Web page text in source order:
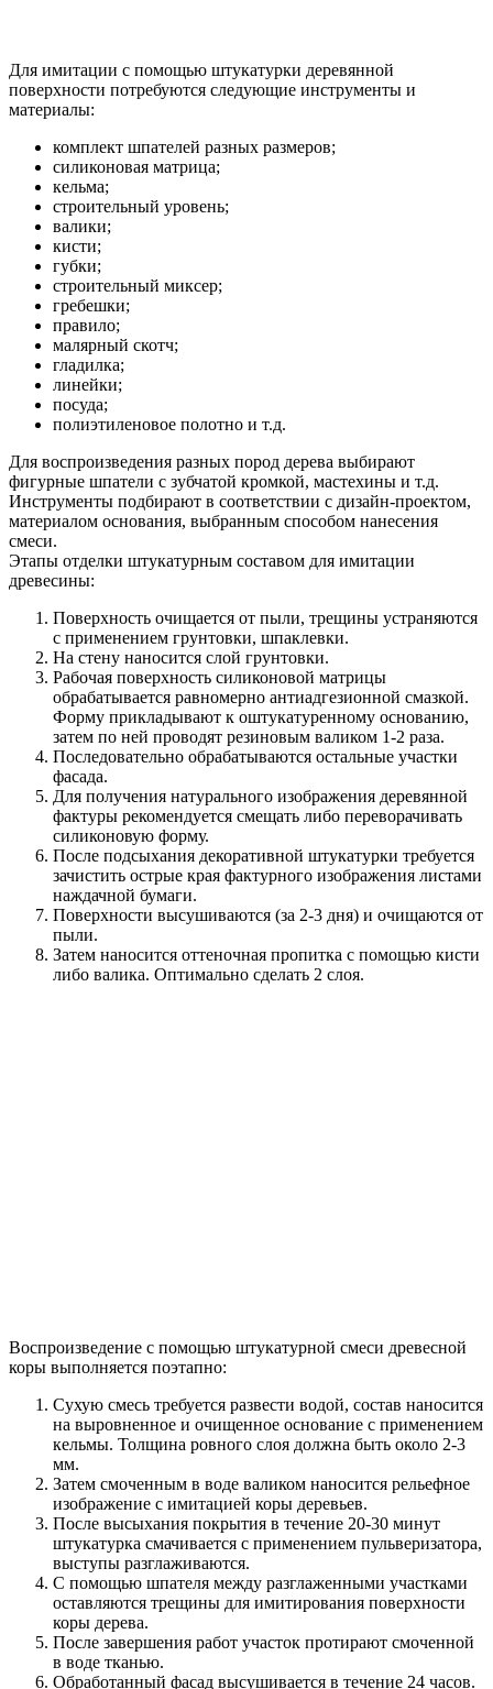
Для имитации с помощью штукатурки деревянной
поверхности потребуются следующие инструменты и
материалы:
комплект шпателей разных размеров;
силиконовая матрица;
кельма;
строительный уровень;
валики;
кисти;
губки;
строительный миксер;
гребешки;
правило;
малярный скотч;
гладилка;
линейки;
посуда;
полиэтиленовое полотно и т.д.
Для воспроизведения разных пород дерева выбирают
фигурные шпатели с зубчатой кромкой, мастехины и т.д.
Инструменты подбирают в соответствии с дизайн-проектом,
материалом основания, выбранным способом нанесения
смеси.
Этапы отделки штукатурным составом для имитации
древесины:
Поверхность очищается от пыли, трещины устраняются
с применением грунтовки, шпаклевки.
На стену наносится слой грунтовки.
Рабочая поверхность силиконовой матрицы
обрабатывается равномерно антиадгезионной смазкой.
Форму прикладывают к оштукатуренному основанию,
затем по ней проводят резиновым валиком 1-2 раза.
Последовательно обрабатываются остальные участки
фасада.
Для получения натурального изображения деревянной
фактуры рекомендуется смещать либо переворачивать
силиконовую форму.
После подсыхания декоративной штукатурки требуется
зачистить острые края фактурного изображения листами
наждачной бумаги.
Поверхности высушиваются (за 2-3 дня) и очищаются от
пыли.
Затем наносится оттеночная пропитка с помощью кисти
либо валика. Оптимально сделать 2 слоя.
Воспроизведение с помощью штукатурной смеси древесной
коры выполняется поэтапно:
Сухую смесь требуется развести водой, состав наносится
на выровненное и очищенное основание с применением
кельмы. Толщина ровного слоя должна быть около 2-3
мм.
Затем смоченным в воде валиком наносится рельефное
изображение с имитацией коры деревьев.
После высыхания покрытия в течение 20-30 минут
штукатурка смачивается с применением пульверизатора,
выступы разглаживаются.
С помощью шпателя между разглаженными участками
оставляются трещины для имитирования поверхности
коры дерева.
После завершения работ участок протирают смоченной
в воде тканью.
Обработанный фасад высушивается в течение 24 часов.